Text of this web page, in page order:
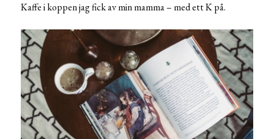
Kaffe i koppen jag fick av min mamma – med ett K på.